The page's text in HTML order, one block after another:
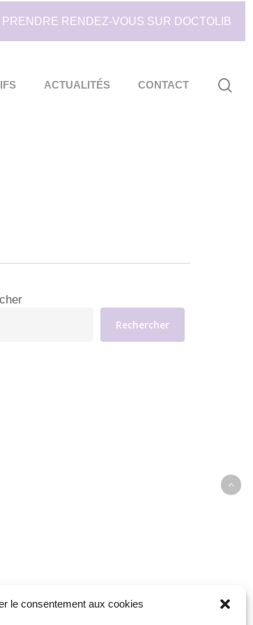
le consentement aux cookies
PRENDRE RENDEZ-VOUS SUR DOCTOLIB
ACTUALITÉS CONTACT
Rechercher